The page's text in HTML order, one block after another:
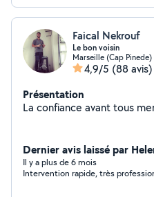
Faical Nekrouf
Le bon voisin
Marseille (Cap Pinede)
4,9/5 (88 avis)
Présentation
La confiance avant tous
Dernier avis laissé par
Il y a plus de 6 mois
Intervention rapide, très